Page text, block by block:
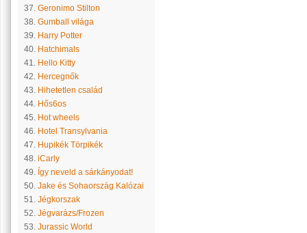
37. Geronimo Stilton
38. Gumball világa
39. Harry Potter
40. Hatchimals
41. Hello Kitty
42. Hercegnők
43. Hihetetlen család
44. Hős6os
45. Hot wheels
46. Hotel Transylvania
47. Hupikék Törpikék
48. iCarly
49. Így neveld a sárkányodat!
50. Jake és Sohaország Kalózai
51. Jégkorszak
52. Jégvarázs/Frozen
53. Jurassic World